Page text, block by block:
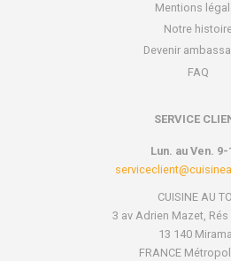
Mentions
Notre
Devenir
FAQ
SERVICE
Lun. au Ven. 9-
CUISINE AU
3 av Adrien Mazet, Rés
13 140
FRANCE